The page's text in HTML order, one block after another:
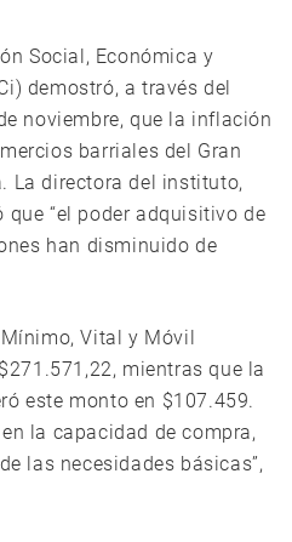
Social, Económica y
demostró, a través del
noviembre, que la inflación
barriales del Gran
La directora del instituto,
que “el poder adquisitivo de
han disminuido de
Vital y Móvil
mientras que la
este monto en $107.459.
la capacidad de compra,
las necesidades básicas”,